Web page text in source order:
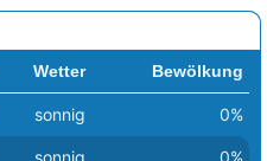
Wetter Bewölkung
sonnig 0%
sonnig 0%